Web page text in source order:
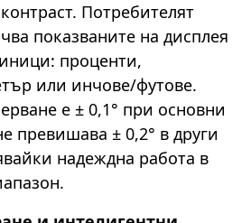
Потребителят
показваните на дисплея
проценти,
или инчове/футове.
е ± 0,1° при основни
превишава ± 0,2° в други
надеждна работа в